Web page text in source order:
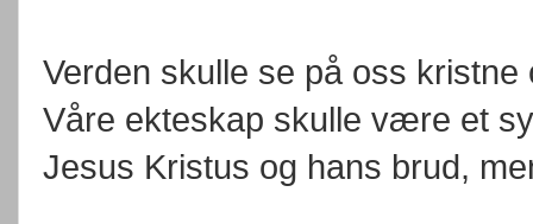
Verden skulle se på oss
Våre ekteskap skulle være et
Jesus Kristus og hans brud,